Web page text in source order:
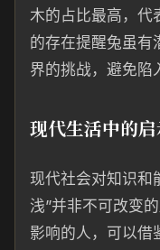
木的占比最高，代
的存在提醒兔虽有
界的挑战，避免陷
现代生活中的
现代社会对知识和
浅”并非不可改变
影响的人，可以